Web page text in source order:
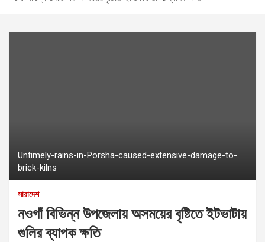
Untimely-rains-in-Porsha-caused-extensive-damage-to-
brick-kilns
সারাদেশ
নওগাঁ বিভিন্ন উপজেলায় অসময়ের বৃষ্টিতে ইটভাটায়
গুলির ব্যাপক ক্ষতি